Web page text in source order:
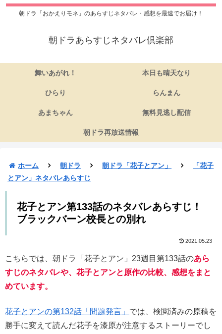
朝ドラ「おかえりモネ」のあらすじネタバレ・感想を最速でお届け！
朝ドラあらすじネタバレ倶楽部
舞いあがれ！ 本日も晴天なり
ひらり らんまん
あまちゃん 無料見逃し配信
朝ドラ再放送情報
ホーム 朝ドラ 朝ドラ「花子とアン」
「花子
とアン」ネタバレあらすじ
花子とアン第133話のネタバレあらすじ！
ブラックバーン校長との別れ
2021.05.23
こちらでは、朝ドラ「花子とアン」23週目第133話のあら
すじのネタバレや、花子とアンと原作の比較、感想をまと
めています。
花子とアンの第132話「問題発言」 では、検閲済みの原稿を
勝手に変えて読んだ花子を漆原が注意するストーリーでし